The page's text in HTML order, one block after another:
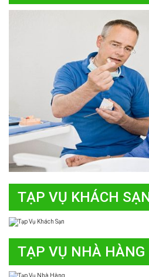
TẠP VỤ KHÁCH
TẠP VỤ NHÀ HÀNG